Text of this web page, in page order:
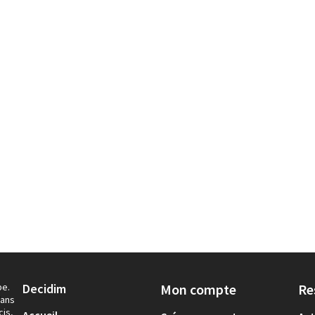
Decidim Mon compte